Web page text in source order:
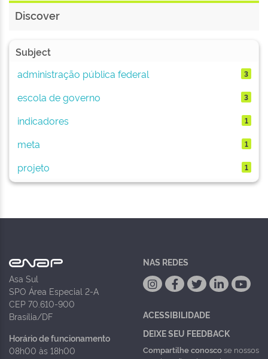
Discover
Subject
administração pública federal
3
escola de governo 3
indicadores 1
meta 1
projeto 1
Asa Sul
SPO Área Especial 2-A
CEP 70.610-900
Brasília/DF
Horário de funcionamento
08h00 às 18h00
NAS REDES
ACESSIBILIDADE
DEIXE SEU FEEDBACK
Compartilhe conoscose nossos